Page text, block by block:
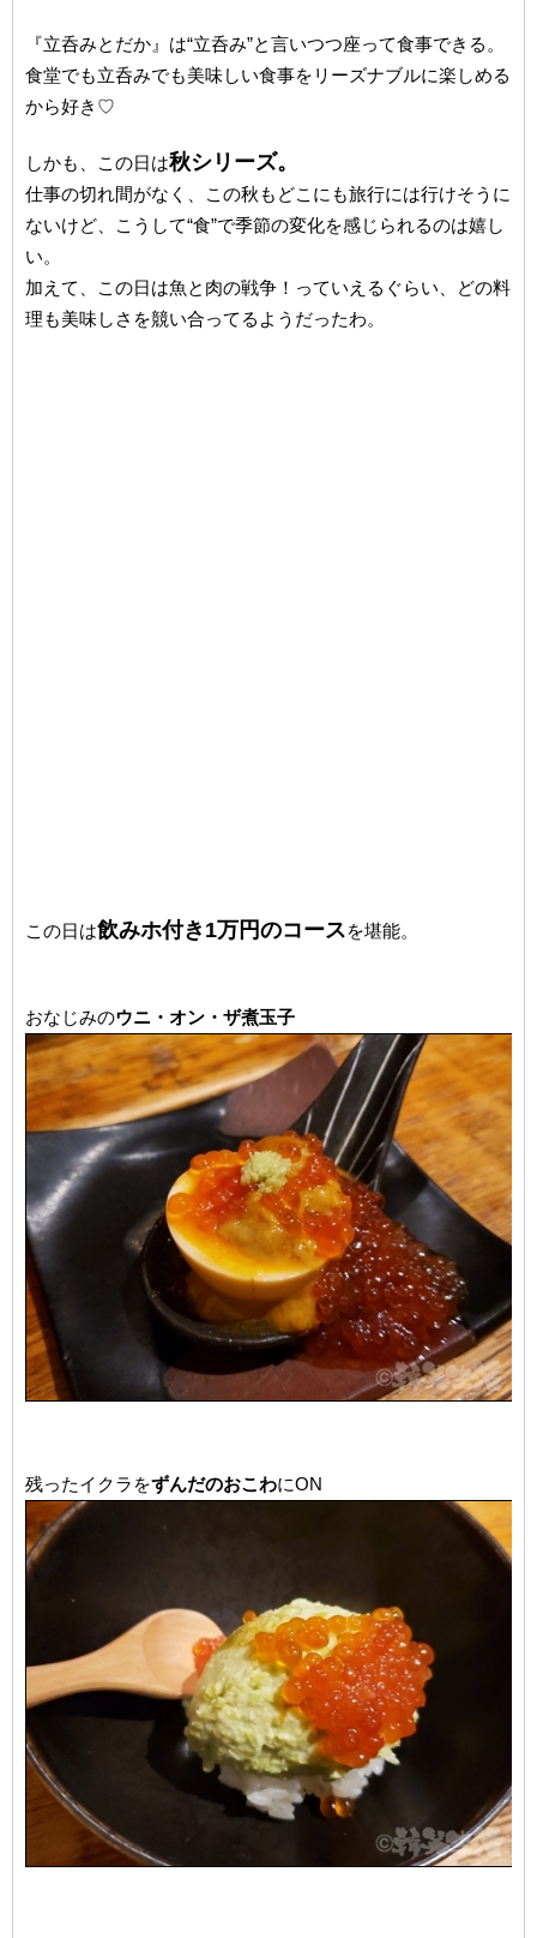
『立呑みとだか』は“立呑み”と言いつつ座って食事できる。
食堂でも立呑みでも美味しい食事をリーズナブルに楽しめる
から好き♡
しかも、この日は秋シリーズ。
仕事の切れ間がなく、この秋もどこにも旅行には行けそうに
ないけど、こうして“食”で季節の変化を感じられるのは嬉し
い。
加えて、この日は魚と肉の戦争！っていえるぐらい、どの料
理も美味しさを競い合ってるようだったわ。
この日は飲みホ付き1万円のコースを堪能。
おなじみのウニ・オン・ザ煮玉子
残ったイクラをずんだのおこわにON